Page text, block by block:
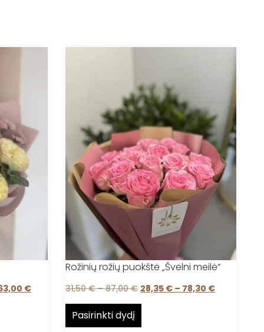
€
Rožinių rožių puokštė „Švelni meilė“
31,50€ – 87,00€ 28,35 € – 78,30 €
Pasirinkti dydį